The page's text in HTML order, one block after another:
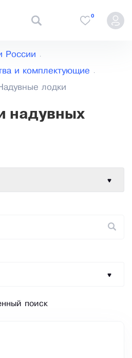
0
России
и комплектующие
лодки
надувных
поиск